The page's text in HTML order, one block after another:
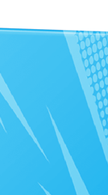
기
과 적용하기
블러 효과